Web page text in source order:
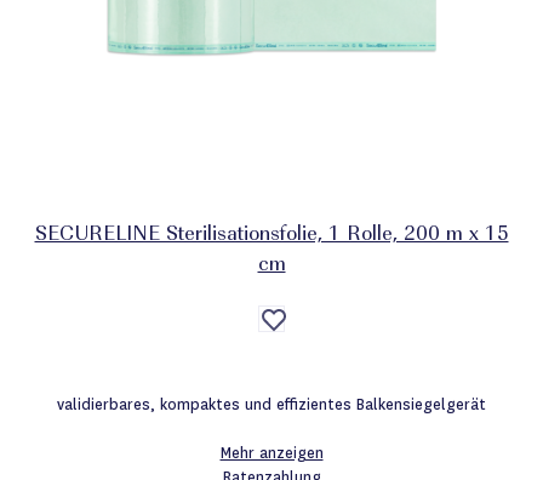
SECURELINE Sterilisationsfolie, 1 Rolle, 200 m x 15
cm
Auf
die
validierbares, kompaktes und effizientes Balkensiegelgerät
Mehr anzeigen